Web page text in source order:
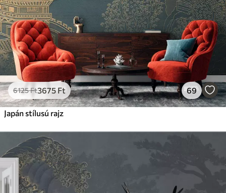
Prémium vinil
1820810925 Ft/m²
Peel and Stick
2266613600Ft/m²
6125Ft3675 Ft 69
Japán stílusú rajz